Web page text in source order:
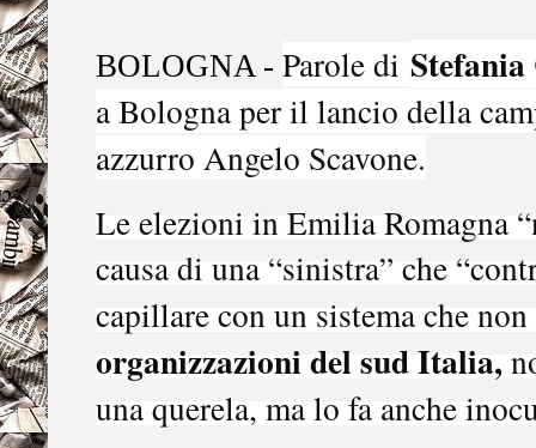
BOLOGNA - Parole di
a Bologna per il lancio della
azzurro Angelo Scavone.
Le elezioni in Emilia Romagna
causa di una “sinistra” che
capillare con un sistema che
organizzazioni del sud Italia,
una querela, ma lo fa anche